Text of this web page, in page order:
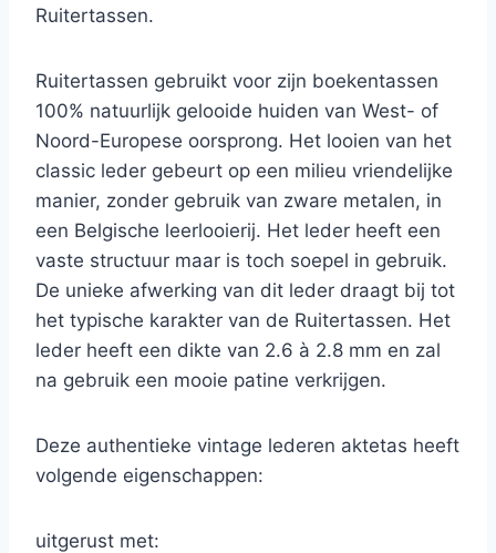
Ruitertassen.
Ruitertassen gebruikt voor zijn boekentassen
100% natuurlijk gelooide huiden van West- of
Noord-Europese oorsprong. Het looien van het
classic leder gebeurt op een milieu vriendelijke
manier, zonder gebruik van zware metalen, in
een Belgische leerlooierij. Het leder heeft een
vaste structuur maar is toch soepel in gebruik.
De unieke afwerking van dit leder draagt bij tot
het typische karakter van de Ruitertassen. Het
leder heeft een dikte van 2.6 à 2.8 mm en zal
na gebruik een mooie patine verkrijgen.
Deze authentieke vintage lederen aktetas heeft
volgende eigenschappen:
uitgerust met: